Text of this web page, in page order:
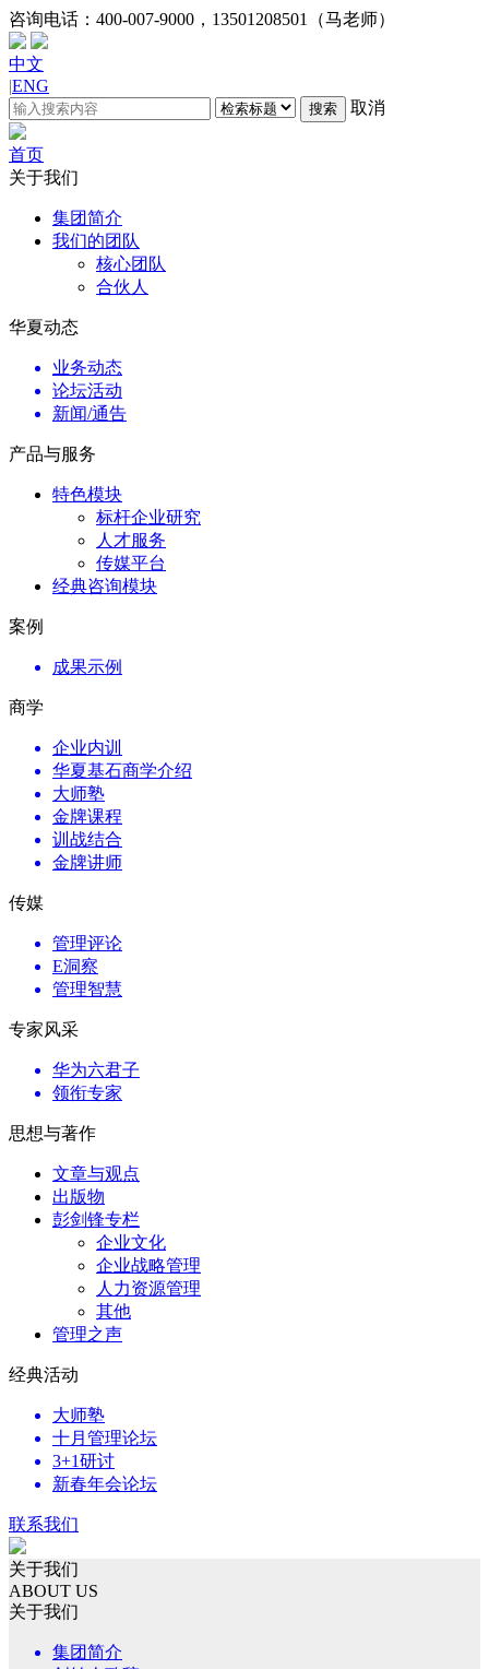
咨询电话： 400-007-9000，13501208501（马老师）
中文
|ENG
搜索 取消
首页
关于我们
集团简介
我们的团队
核心团队
合伙人
华夏动态
业务动态
论坛活动
新闻/通告
产品与服务
特色模块
标杆企业研究
人才服务
传媒平台
经典咨询模块
案例
成果示例
商学
企业内训
华夏基石商学介绍
大师塾
金牌课程
训战结合
金牌讲师
传媒
管理评论
E洞察
管理智慧
专家风采
华为六君子
领衔专家
思想与著作
文章与观点
出版物
彭剑锋专栏
企业文化
企业战略管理
人力资源管理
其他
管理之声
经典活动
大师塾
十月管理论坛
3+1研讨
新春年会论坛
联系我们
关于我们
ABOUT US
关于我们
集团简介